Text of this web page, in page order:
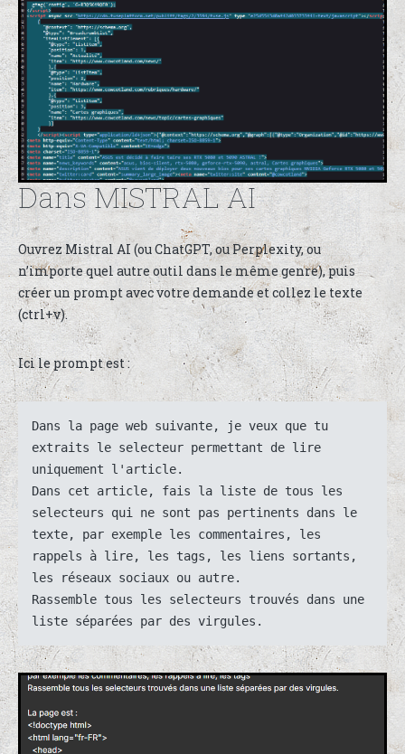
Dans MISTRAL AI
Ouvrez Mistral AI (ou ChatGPT, ou Perplexity, ou
n’importe quel autre outil dans le même genre), puis
créer un prompt avec votre demande et collez le texte
(ctrl+v).
Ici le prompt est :
Dans la page web suivante, je veux que tu
extraits le selecteur permettant de lire
uniquement l'article.
Dans cet article, fais la liste de tous les
selecteurs qui ne sont pas pertinents dans le
texte, par exemple les commentaires, les
rappels à lire, les tags, les liens sortants,
les réseaux sociaux ou autre.
Rassemble tous les selecteurs trouvés dans une
liste séparées par des virgules.